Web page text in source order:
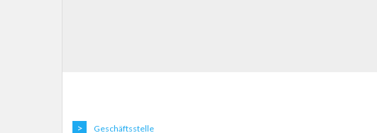
Geschäftsstelle